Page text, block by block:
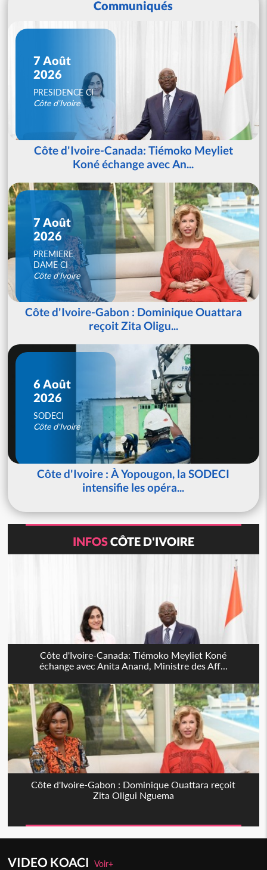
Communiqués
7 Août
2026
PRESIDENCE CI
Côte d'Ivoire
Côte d'Ivoire-Canada: Tiémoko Meyliet
Koné échange avec An...
7 Août
2026
PREMIERE
DAME CI
Côte d'Ivoire
Côte d'Ivoire-Gabon : Dominique Ouattara
reçoit Zita Oligu...
6 Août
2026
SODECI
Côte d'Ivoire
Côte d'Ivoire : À Yopougon, la SODECI
intensifie les opéra...
INFOSCÔTE D'IVOIRE
Côte d'Ivoire-Canada: Tiémoko Meyliet Koné
échange avec Anita Anand, Ministre des Aff...
Côte d'Ivoire-Gabon : Dominique Ouattara reçoit
Zita Oligui Nguema
VIDEO KOACIVoir+